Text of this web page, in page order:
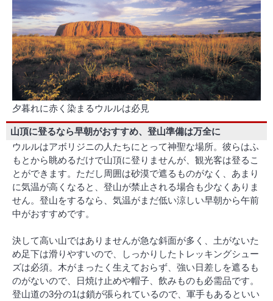
夕暮れに赤く染まるウルルは必見
山頂に登るなら早朝がおすすめ、登山準備は万全に
ウルルはアボリジニの人たちにとって神聖な場所。彼らはふ
もとから眺めるだけで山頂に登りませんが、観光客は登るこ
とができます。ただし周囲は砂漠で遮るものがなく、あまり
に気温が高くなると、登山が禁止される場合も少なくありま
せん。登山をするなら、気温がまだ低い涼しい早朝から午前
中がおすすめです。
決して高い山ではありませんが急な斜面が多く、土がないた
め足下は滑りやすいので、しっかりしたトレッキングシュー
ズは必須。木がまったく生えておらず、強い日差しを遮るも
のがないので、日焼け止めや帽子、飲みものも必需品です。
登山道の3分の1は鎖が張られているので、軍手もあるといい